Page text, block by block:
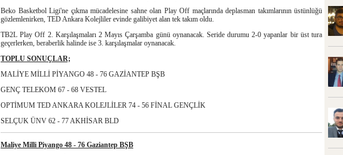
Beko Basketbol Ligi'ne çıkma mücadelesine sahne olan Play Off maçlarında deplasman takımlarının üstünlüğü
gözlemlenirken, TED Ankara Kolejliler evinde galibiyet alan tek takım oldu.
TB2L Play Off 2. Karşılaşmaları 2 Mayıs Çarşamba günü oynanacak. Seride durumu 2-0 yapanlar bir üst tura
geçerlerken, beraberlik halinde ise 3. karşılaşmalar oynanacak.
TOPLU SONUÇLAR;
MALİYE MİLLİ PİYANGO 48 - 76 GAZİANTEP BŞB
GENÇ TELEKOM 67 - 68 VESTEL
OPTİMUM TED ANKARA KOLEJLİLER 74 - 56 FİNAL GENÇLİK
SELÇUK ÜNV 62 - 77 AKHİSAR BLD
Maliye Milli Piyango 48 - 76 Gaziantep BŞB